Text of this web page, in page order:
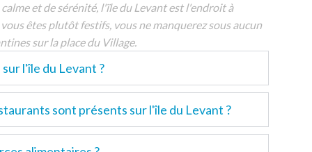
et de sérénité, l'ïle du Levant est l'endroit à
êtes plutôt festifs, vous ne manquerez sous aucun
sur la place du Village.
l'île du Levant ?
sont présents sur l'île du Levant ?